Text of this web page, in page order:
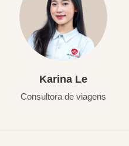
Karina Le
Consultora de viagens